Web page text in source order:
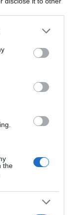
or more Google
You may click to
party tags to
in below Google
the